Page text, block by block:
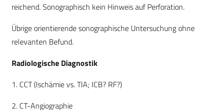
reichend. Sonographisch kein Hinweis auf Perforation.
Übrige orientierende sonographische Untersuchung ohne
relevanten Befund.
Radiologische Diagnostik
1. CCT (Ischämie vs. TIA; ICB? RF?)
2. CT-Angiographie